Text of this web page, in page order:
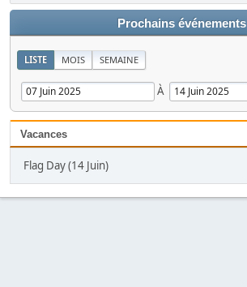
Prochains événements
LISTE MOIS SEMAINE
À
Vacances
Flag Day (14 Juin)